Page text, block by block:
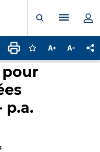
Ouvrir laMenu
Connectez-vous
Augmenter la
p.a.